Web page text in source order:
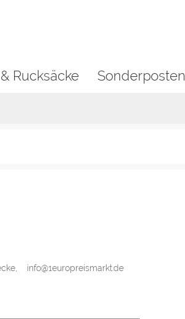
Rucksäcke Sonderposten
info@1europreismarkt.de